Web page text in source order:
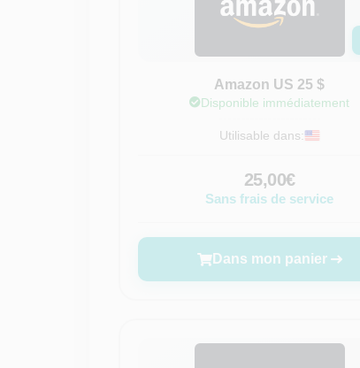
Amazon US 25 $
Disponible immédiatement
Utilisable dans:
25,00€
Sans frais de service
Dans mon panier